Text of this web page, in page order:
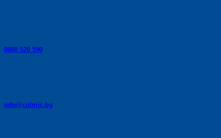
0888 520 590
info@colmic.bg